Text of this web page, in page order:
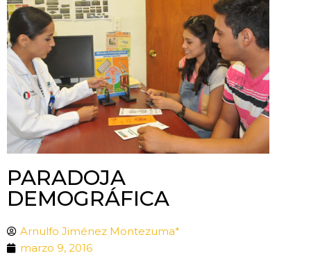
PARADOJA
DEMOGRÁFICA
Arnulfo Jiménez Montezuma*
marzo 9, 2016